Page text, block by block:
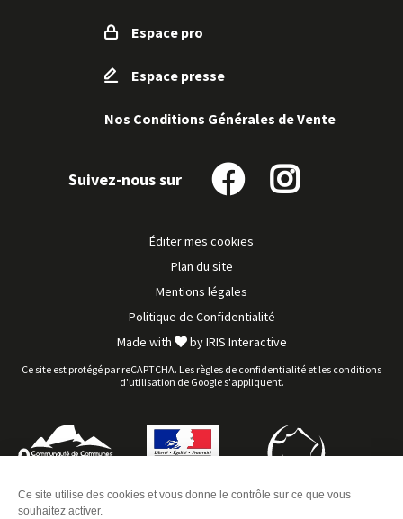
Espace pro
Espace presse
Nos Conditions Générales de Vente
Suivez-nous sur
Suivez-
sur
Suivez-
Éditer mes cookies
Plan du site
Mentions légales
Politique de Confidentialité
Made with
byIRIS Interactive
Ce site est protégé par reCAPTCHA. Les règles de confidentialité et les conditions
d'utilisation de Google s'appliquent.
Ce site utilise des cookies et vous donne le contrôle sur ce que vous
souhaitez activer.